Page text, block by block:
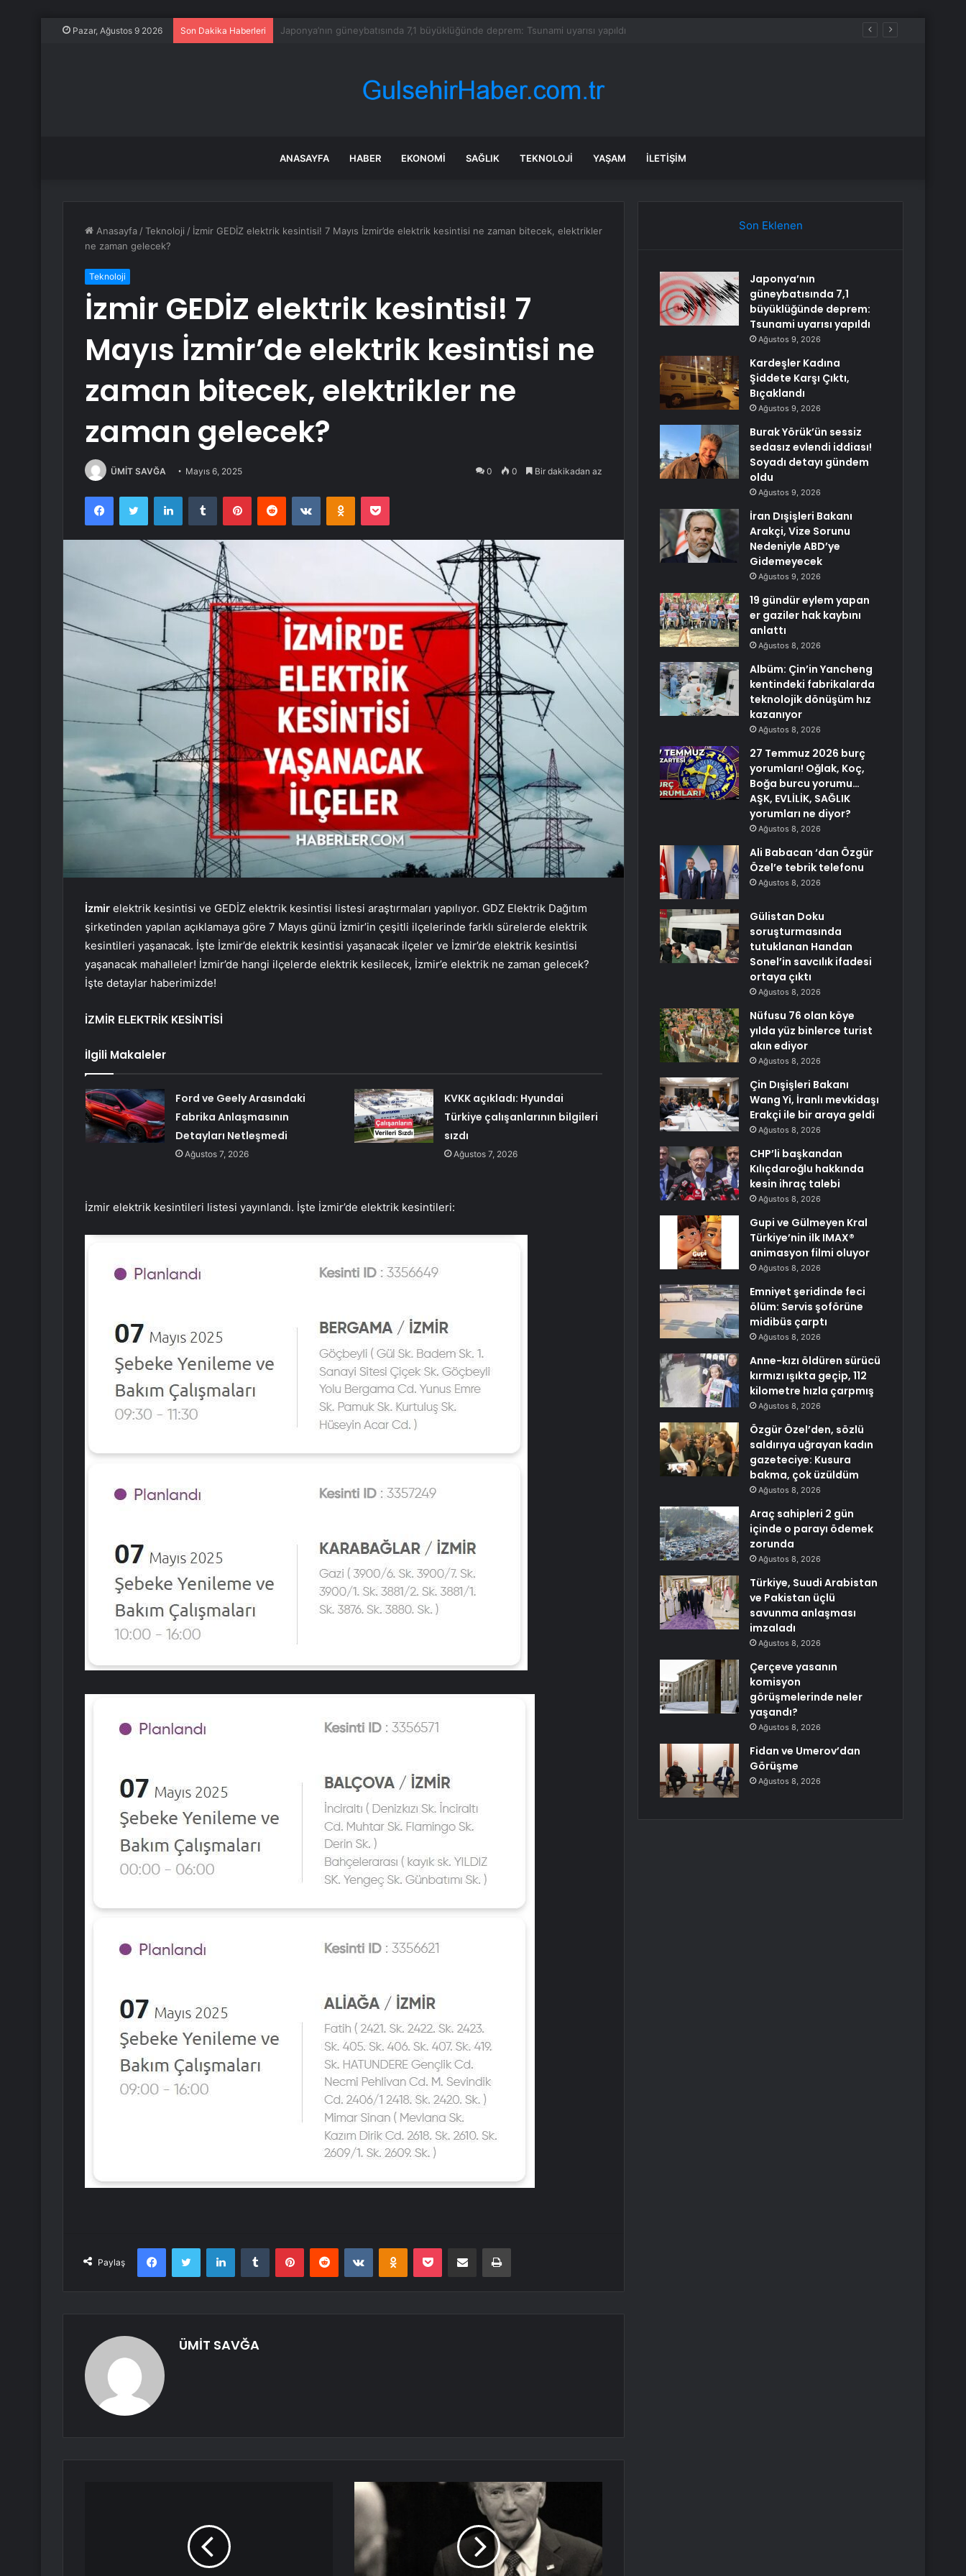
Pazar, Ağustos 9 2026 Son Dakika Haberleri Kardeşler Kadına Şiddete Karşı Çıktı, Bıçaklandı
ANASAYFA HABER EKONOMI SAĞLIK TEKNOLOJI YAŞAM İLETIŞIM
Anasayfa /Teknoloji / İzmir GEDİZ elektrik kesintisi! 7 Mayıs İzmir’de elektrik kesintisi ne zaman bitecek, elektrikler
ne zaman gelecek?
Teknoloji
İzmir GEDİZ elektrik kesintisi! 7
Mayıs İzmir’de elektrik kesintisi ne
zaman bitecek, elektrikler ne
zaman gelecek?
ÜMİT SAVĞA Mayıs 6, 2025 0 0 Bir dakikadan az
FacebookTwitter LinkedInTumblr PinterestReddit VKontakteOdnoklassniki
Pocket
İzmir elektrik kesintisi ve GEDİZ elektrik kesintisi listesi araştırmaları yapılıyor. GDZ Elektrik Dağıtım
şirketinden yapılan açıklamaya göre 7 Mayıs günü İzmir’in çeşitli ilçelerinde farklı sürelerde elektrik
kesintileri yaşanacak. İşte İzmir’de elektrik kesintisi yaşanacak ilçeler ve İzmir’de elektrik kesintisi
yaşanacak mahalleler! İzmir’de hangi ilçelerde elektrik kesilecek, İzmir’e elektrik ne zaman gelecek?
İşte detaylar haberimizde!
İZMİR ELEKTRİK KESİNTİSİ
İlgili Makaleler
Ford ve Geely Arasındaki
Fabrika Anlaşmasının
Detayları Netleşmedi
Ağustos 7, 2026
KVKK açıkladı: Hyundai
Türkiye çalışanlarının bilgileri
sızdı
Ağustos 7, 2026
İzmir elektrik kesintileri listesi yayınlandı. İşte İzmir’de elektrik kesintileri:
Paylaş
FacebookTwitter LinkedInTumblr PinterestReddit VKontakteOdnoklassniki
Pocket E-Posta ile paylaş Yazdır
ÜMİT SAVĞA
Son Eklenen
Japonya’nın
güneybatısında 7,1
büyüklüğünde deprem:
Tsunami uyarısı yapıldı
Ağustos 9, 2026
Kardeşler Kadına
Şiddete Karşı Çıktı,
Bıçaklandı
Ağustos 9, 2026
Burak Yörük’ün sessiz
sedasız evlendi iddiası!
Soyadı detayı gündem
oldu
Ağustos 9, 2026
İran Dışişleri Bakanı
Arakçi, Vize Sorunu
Nedeniyle ABD’ye
Gidemeyecek
Ağustos 9, 2026
19 gündür eylem yapan
er gaziler hak kaybını
anlattı
Ağustos 8, 2026
Albüm: Çin’in Yancheng
kentindeki fabrikalarda
teknolojik dönüşüm hız
kazanıyor
Ağustos 8, 2026
27 Temmuz 2026 burç
yorumları! Oğlak, Koç,
Boğa burcu yorumu…
AŞK, EVLİLİK, SAĞLIK
yorumları ne diyor?
Ağustos 8, 2026
Ali Babacan ‘dan Özgür
Özel’e tebrik telefonu
Ağustos 8, 2026
Gülistan Doku
soruşturmasında
tutuklanan Handan
Sonel’in savcılık ifadesi
ortaya çıktı
Ağustos 8, 2026
Nüfusu 76 olan köye
yılda yüz binlerce turist
akın ediyor
Ağustos 8, 2026
Çin Dışişleri Bakanı
Wang Yi, İranlı mevkidaşı
Erakçi ile bir araya geldi
Ağustos 8, 2026
CHP’li başkandan
Kılıçdaroğlu hakkında
kesin ihraç talebi
Ağustos 8, 2026
Gupi ve Gülmeyen Kral
Türkiye’nin ilk IMAX®
animasyon filmi oluyor
Ağustos 8, 2026
Emniyet şeridinde feci
ölüm: Servis şoförüne
midibüs çarptı
Ağustos 8, 2026
Anne-kızı öldüren sürücü
kırmızı ışıkta geçip, 112
kilometre hızla çarpmış
Ağustos 8, 2026
Özgür Özel’den, sözlü
saldırıya uğrayan kadın
gazeteciye: Kusura
bakma, çok üzüldüm
Ağustos 8, 2026
Araç sahipleri 2 gün
içinde o parayı ödemek
zorunda
Ağustos 8, 2026
Türkiye, Suudi Arabistan
ve Pakistan üçlü
savunma anlaşması
imzaladı
Ağustos 8, 2026
Çerçeve yasanın
komisyon
görüşmelerinde neler
yaşandı?
Ağustos 8, 2026
Fidan ve Umerov’dan
Görüşme
Ağustos 8, 2026